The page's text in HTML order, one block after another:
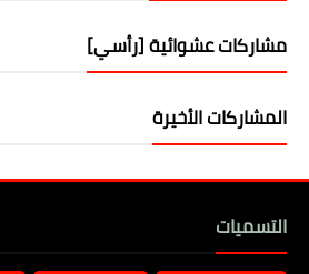
مشاركات عشوائية [رأسي]
المشاركات الأخيرة
التسميات